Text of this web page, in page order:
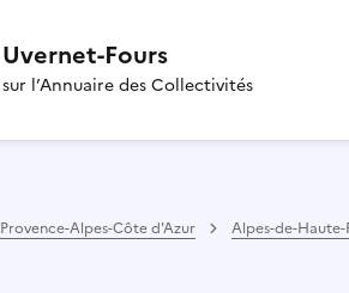
Uvernet-Fours
sur l’Annuaire des Collectivités
Provence-Alpes-Côte d'Azur Alpes-de-